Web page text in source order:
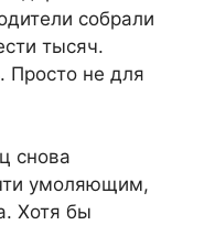
собрали
тысяч.
Просто не для
снова
умоляющим,
Хотя бы